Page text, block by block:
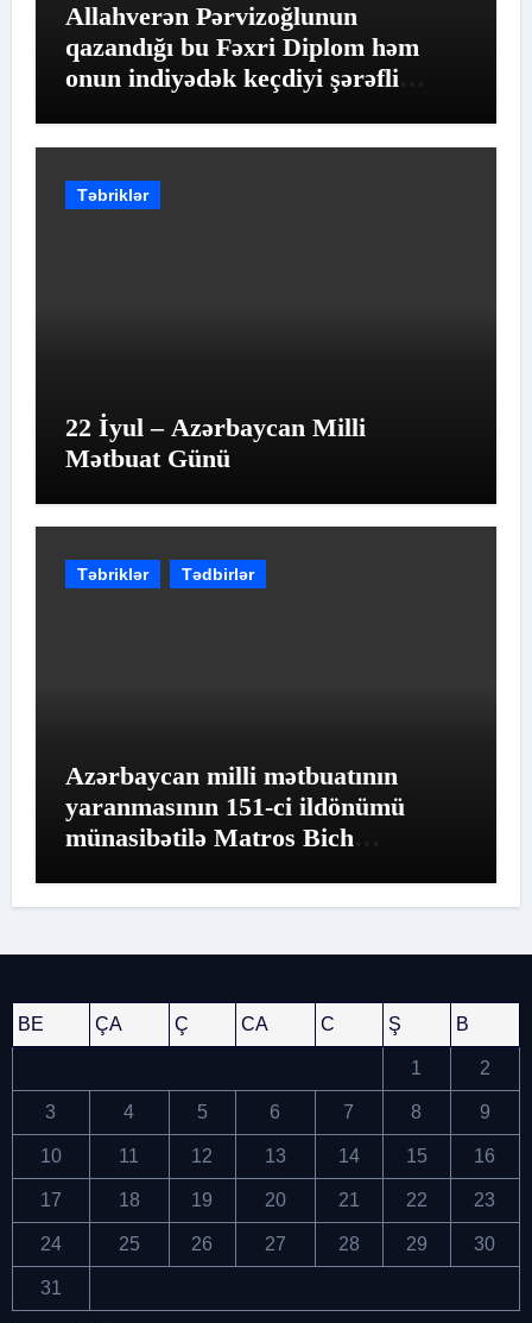
Allahverən Pərvizoğlunun
qazandığı bu Fəxri Diplom həm
onun indiyədək keçdiyi şərəfli
Təbriklər
22 İyul – Azərbaycan Milli
Mətbuat Günü
Təbriklər Tədbirlər
Azərbaycan milli mətbuatının
yaranmasının 151-ci ildönümü
münasibətilə Matros Bich
keçirildi
BE ÇA Ç CA C Ş B
1 2
3 4 5 6 7 8 9
10 11 12 13 14 15 16
17 18 19 20 21 22 23
24 25 26 27 28 29 30
31